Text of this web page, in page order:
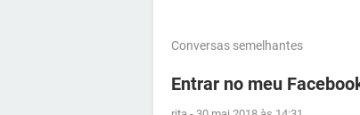
Conversas semelhantes
Entrar no meu